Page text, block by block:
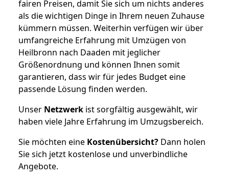
fairen Preisen, damit Sie sich um nichts anderes
als die wichtigen Dinge in Ihrem neuen Zuhause
kümmern müssen. Weiterhin verfügen wir über
umfangreiche Erfahrung mit Umzügen von
Heilbronn nach Daaden mit jeglicher
Größenordnung und können Ihnen somit
garantieren, dass wir für jedes Budget eine
passende Lösung finden werden.
Unser Netzwerk ist sorgfältig ausgewählt, wir
haben viele Jahre Erfahrung im Umzugsbereich.
Sie möchten eine Kostenübersicht? Dann holen
Sie sich jetzt kostenlose und unverbindliche
Angebote.